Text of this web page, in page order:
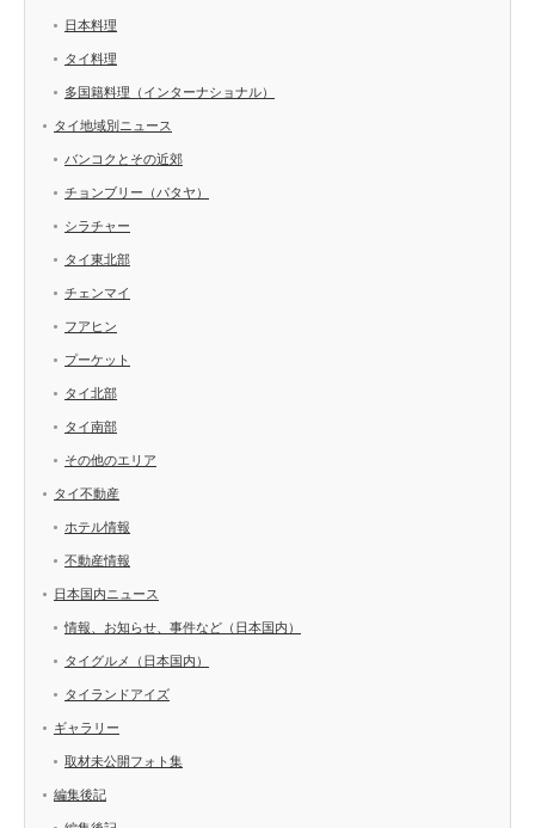
日本料理
タイ料理
多国籍料理（インターナショナル）
タイ地域別ニュース
バンコクとその近郊
チョンブリー（パタヤ）
シラチャー
タイ東北部
チェンマイ
フアヒン
プーケット
タイ北部
タイ南部
その他のエリア
タイ不動産
ホテル情報
不動産情報
日本国内ニュース
情報、お知らせ、事件など（日本国内）
タイグルメ（日本国内）
タイランドアイズ
ギャラリー
取材未公開フォト集
編集後記